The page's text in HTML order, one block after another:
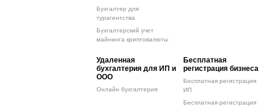
Бухгалтер для
турагентства
Бухгалтерский учет
майнинга криптовалюты
Удаленная
бухгалтерия для ИП и
ООО
Онлайн бухгалтерия
Бесплатная
регистрация бизнеса
Бесплатная регистрация
ИП
Бесплатная регистрация